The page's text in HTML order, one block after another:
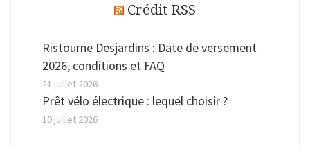
Crédit RSS
Ristourne Desjardins : Date de versement
2026, conditions et FAQ
21 juillet 2026
Prêt vélo électrique : lequel choisir ?
10 juillet 2026